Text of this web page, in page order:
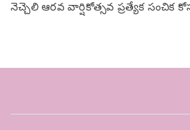
నెచ్చెలి ఆరవ వార్షికోత్సవ ప్రత్యేక సంచిక